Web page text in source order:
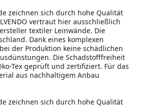
zeichnen sich durch hohe Qualität
vertraut hier ausschließlich
textiler Leinwände. Die
Dank eines komplexen
der Produktion keine schädlichen
Die Schadstofffreiheit
Tex geprüft und zertifiziert. Für das
aus nachhaltigem Anbau
zeichnen sich durch hohe Qualität